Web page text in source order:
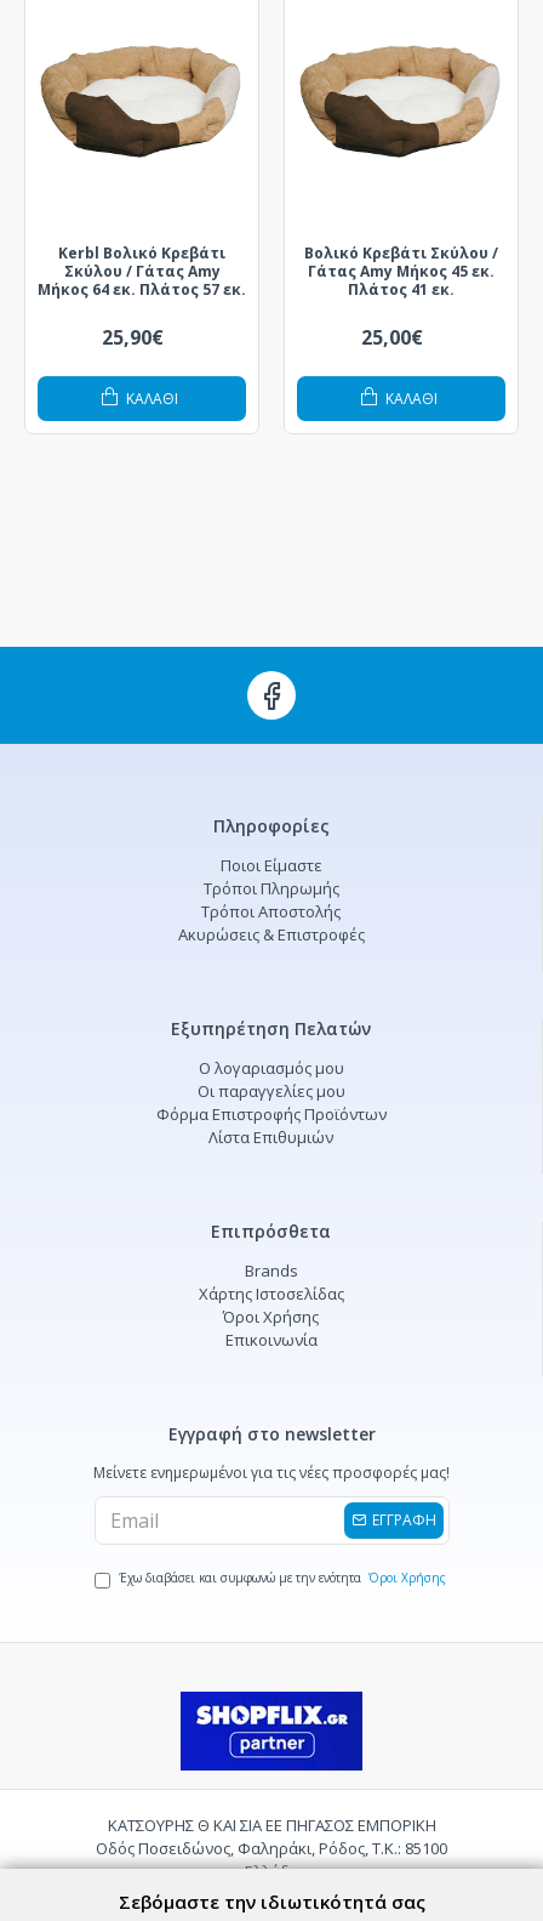
Kerbl Βολικό Κρεβάτι
Σκύλου / Γάτας Amy
Μήκος 64 εκ. Πλάτος 57 εκ.
25,90€
ΚΑΛΆΘΙ
Βολικό Κρεβάτι Σκύλου /
Γάτας Amy Μήκος 45 εκ.
Πλάτος 41 εκ.
25,00€
ΚΑΛΆΘΙ
Πληροφορίες
Ποιοι Είμαστε
Τρόποι Πληρωμής
Τρόποι Αποστολής
Ακυρώσεις & Επιστροφές
Εξυπηρέτηση Πελατών
Ο λογαριασμός μου
Οι παραγγελίες μου
Φόρμα Επιστροφής Προϊόντων
Λίστα Επιθυμιών
Επιπρόσθετα
Brands
Χάρτης Ιστοσελίδας
Όροι Χρήσης
Επικοινωνία
Εγγραφή στο newsletter
Μείνετε ενημερωμένοι για τις νέες προσφορές μας!
ΕΓΓΡΑΦΗ
Έχω διαβάσει και συμφωνώ με την ενότητα Όροι Χρήσης
ΚΑΤΣΟΥΡΗΣ Θ ΚΑΙ ΣΙΑ ΕΕ ΠΗΓΑΣΟΣ ΕΜΠΟΡΙΚΗ
Οδός Ποσειδώνος, Φαληράκι, Ρόδος, Τ.Κ.: 85100
Ελλάδα
Τηλ.:2241085059
Σεβόμαστε την ιδιωτικότητά σας